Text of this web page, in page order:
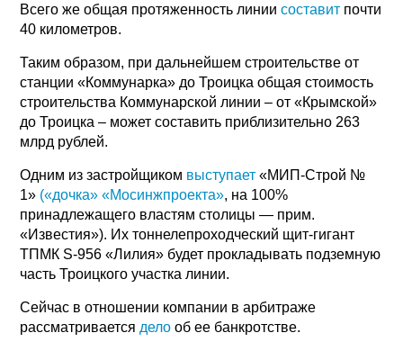
Всего же общая протяженность линиисоставит почти
40 километров.
Таким образом, при дальнейшем строительстве от
станции «Коммунарка» до Троицка общая стоимость
строительства Коммунарской линии – от «Крымской»
до Троицка – может составить приблизительно 263
млрд рублей.
Одним из застройщиком выступает «МИП-Строй №
1» («дочка» «Мосинжпроекта», на 100%
принадлежащего властям столицы — прим.
«Известия»). Их тоннелепроходческий щит-гигант
ТПМК S-956 «Лилия» будет прокладывать подземную
часть Троицкого участка линии.
Сейчас в отношении компании в арбитраже
рассматривается дело об ее банкротстве.